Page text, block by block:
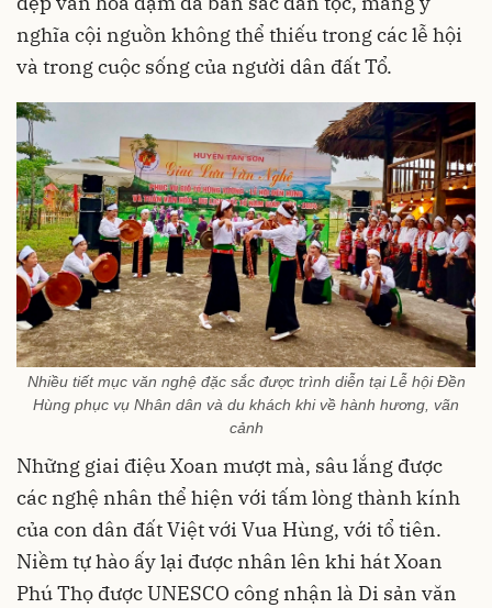
nghĩa cội nguồn không thể thiếu trong các lễ hội
và trong cuộc sống của người dân đất Tổ.
Nhiều tiết mục văn nghệ đặc sắc được trình diễn tại Lễ hội Đền
Hùng phục vụ Nhân dân và du khách khi về hành hương, vãn
cảnh
Những giai điệu Xoan mượt mà, sâu lắng được
các nghệ nhân thể hiện với tấm lòng thành kính
của con dân đất Việt với Vua Hùng, với tổ tiên.
Niềm tự hào ấy lại được nhân lên khi hát Xoan
Phú Thọ được UNESCO công nhận là Di sản văn